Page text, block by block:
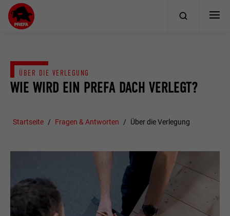
WIE WIRD EIN PREFA DACH VERLEGT?
ÜBER DIE VERLEGUNG
Startseite Fragen & Antworten Über die Verlegung